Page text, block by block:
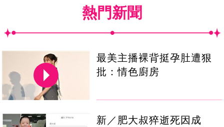
熱門新聞
最美主播裸背挺孕肚遭狠
批：情色廚房
新／肥大叔猝逝死因成